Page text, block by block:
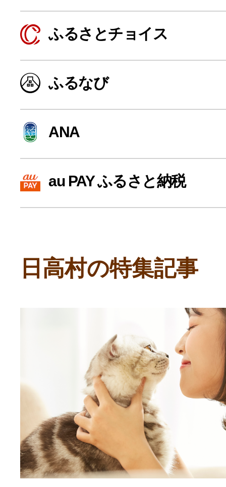
よく見られている返礼品
ふるさと納税徹底比較
寄付上限額シミュレーション
副業・パラレルワーカー
個人事業主・フリーラン
個人事業・フリーランス
ふるさと納税の基礎知識
10秒ぴったり診断
ふるさとチョイス
ふるなび
ANA
au PAY ふるさと納税
日高村の特集記事